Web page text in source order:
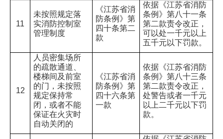
11
未按照规定落
实消防控制室
管理制度
《江苏省消
防条例》第
四十条第二
款
依据《江苏省消防
条例》第八十一条
第二款责令改正，
可以处一千元以上
五千元以下罚款。
12
人员密集场所
的疏散通道、
楼梯间及前室
的门，未按照
规定保持常
闭，或者不能
保证在火灾时
自动关闭的
《江苏省消
防条例》第
四十六条第
一款
依据《江苏省消防
条例》第八十三条
第二款责令改正，
处警告或者一千元
以上二千元以下罚
款。